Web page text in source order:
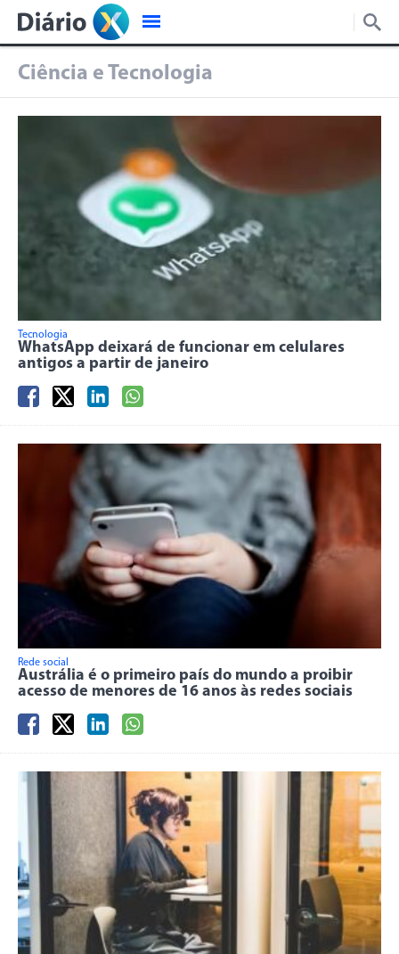
Ciência e Tecnologia
Tecnologia
WhatsApp deixará de funcionar em celulares
antigos a partir de janeiro
Rede social
Austrália é o primeiro país do mundo a proibir
acesso de menores de 16 anos às redes sociais